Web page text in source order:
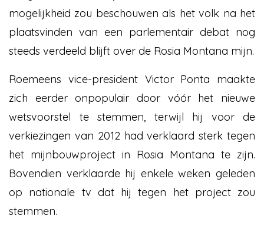
mogelijkheid zou beschouwen als het volk na het
plaatsvinden van een parlementair debat nog
steeds verdeeld blijft over de Rosia Montana mijn.
Roemeens vice-president Victor Ponta maakte
zich eerder onpopulair door vóór het nieuwe
wetsvoorstel te stemmen, terwijl hij voor de
verkiezingen van 2012 had verklaard sterk tegen
het mijnbouwproject in Rosia Montana te zijn.
Bovendien verklaarde hij enkele weken geleden
op nationale tv dat hij tegen het project zou
stemmen.